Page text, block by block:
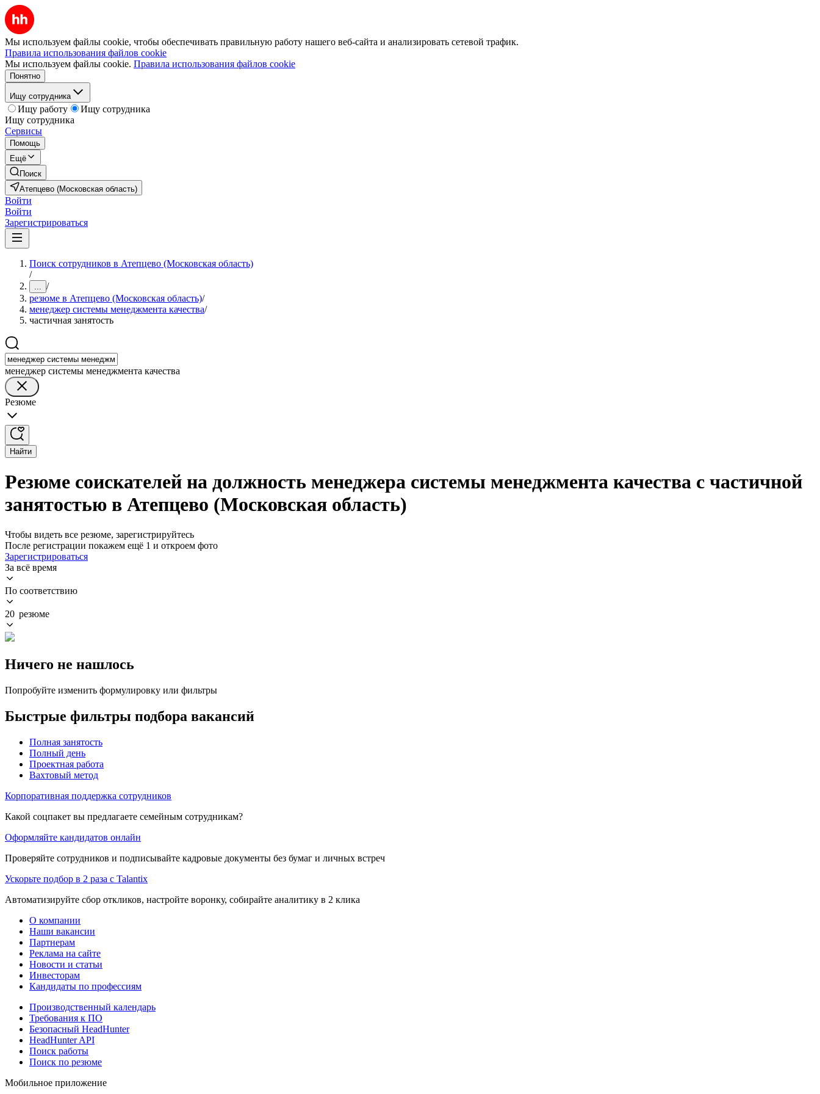
Мы используем файлы cookie, чтобы обеспечивать правильную работу нашего веб-сайта и анализировать сетевой трафик.
Правила использования файлов cookie
Мы используем файлы cookie. Правила использования файлов cookie
Понятно
Ищу сотрудника
Ищу работу
Ищу сотрудника
Ищу сотрудника
Сервисы
Помощь
Ещё
Поиск
Атепцево (Московская область)
Войти
Войти
Зарегистрироваться
Поиск сотрудников в Атепцево (Московская область)
/
... /
резюме в Атепцево (Московская область)/
менеджер системы менеджмента качества/
частичная занятость
менеджер системы менеджмента качества
Резюме
Найти
Резюме соискателей на должность менеджера системы менеджмента качества с частичной
занятостью в Атепцево (Московская область)
Чтобы видеть все резюме, зарегистрируйтесь
После регистрации покажем ещё 1 и откроем фото
Зарегистрироваться
За всё время
По соответствию
20 резюме
Ничего не нашлось
Попробуйте изменить формулировку или фильтры
Быстрые фильтры подбора вакансий
Полная занятость
Полный день
Проектная работа
Вахтовый метод
Корпоративная поддержка сотрудников
Какой соцпакет вы предлагаете семейным сотрудникам?
Оформляйте кандидатов онлайн
Проверяйте сотрудников и подписывайте кадровые документы без бумаг и личных встреч
Ускорьте подбор в 2 раза с Talantix
Автоматизируйте сбор откликов, настройте воронку, собирайте аналитику в 2 клика
О компании
Наши вакансии
Партнерам
Реклама на сайте
Новости и статьи
Инвесторам
Кандидаты по профессиям
Производственный календарь
Требования к ПО
Безопасный HeadHunter
HeadHunter API
Поиск работы
Поиск по резюме
Мобильное приложение